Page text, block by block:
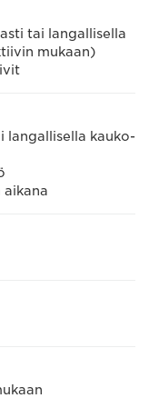
tai langallisella
mukaan)
langallisella kauko-
aikana